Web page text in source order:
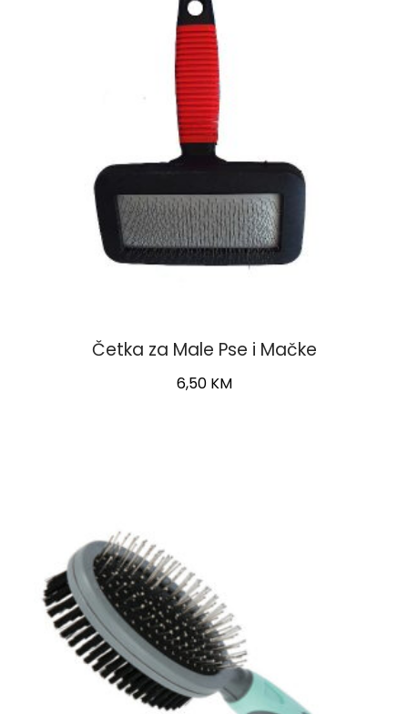
Četka za Male Pse i Mačke
6,50 KM